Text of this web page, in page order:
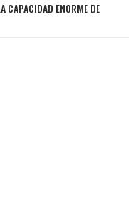
CAPACIDAD ENORME DE